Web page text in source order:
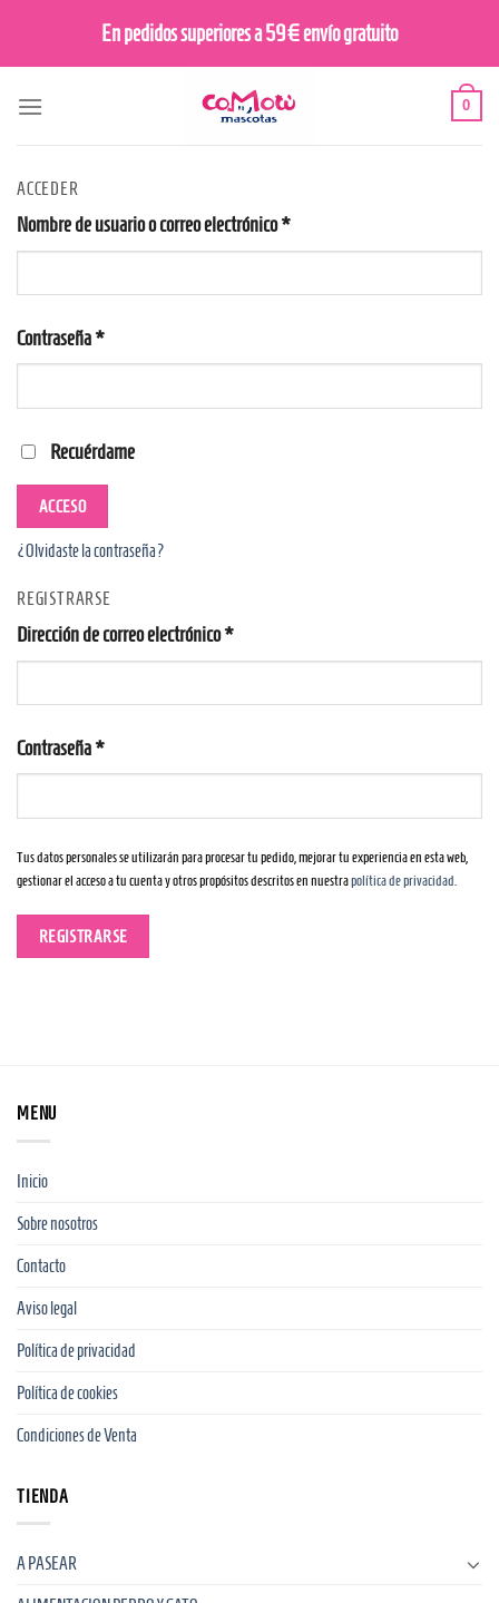
contenido
En pedidos superiores a 59€ envío gratuito
0
ACCEDER
Nombre de usuario o correo electrónico*Obligatorio
Contraseña*Obligatorio
Recuérdame
ACCESO
¿Olvidaste la contraseña?
REGISTRARSE
Dirección de correo electrónico*Obligatorio
Contraseña*Obligatorio
Tus datos personales se utilizarán para procesar tu pedido, mejorar tu experiencia en esta web,
gestionar el acceso a tu cuenta y otros propósitos descritos en nuestrapolítica de privacidad
REGISTRARSE
MENU
Inicio
Sobre nosotros
Contacto
Aviso legal
Política de privacidad
Política de cookies
Condiciones de Venta
TIENDA
A PASEAR